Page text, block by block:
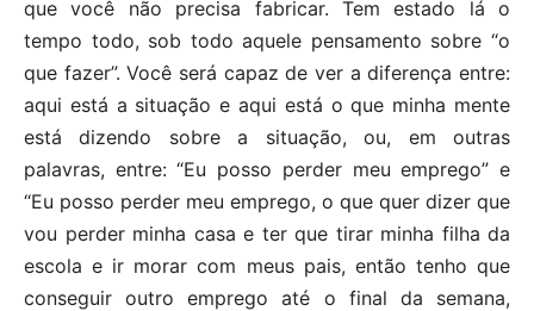
que você não precisa fabricar. Tem estado lá o
tempo todo, sob todo aquele pensamento sobre “o
que fazer”. Você será capaz de ver a diferença entre:
aqui está a situação e aqui está o que minha mente
está dizendo sobre a situação, ou, em outras
palavras, entre: “Eu posso perder meu emprego” e
“Eu posso perder meu emprego, o que quer dizer que
vou perder minha casa e ter que tirar minha filha da
escola e ir morar com meus pais, então tenho que
conseguir outro emprego até o final da semana,